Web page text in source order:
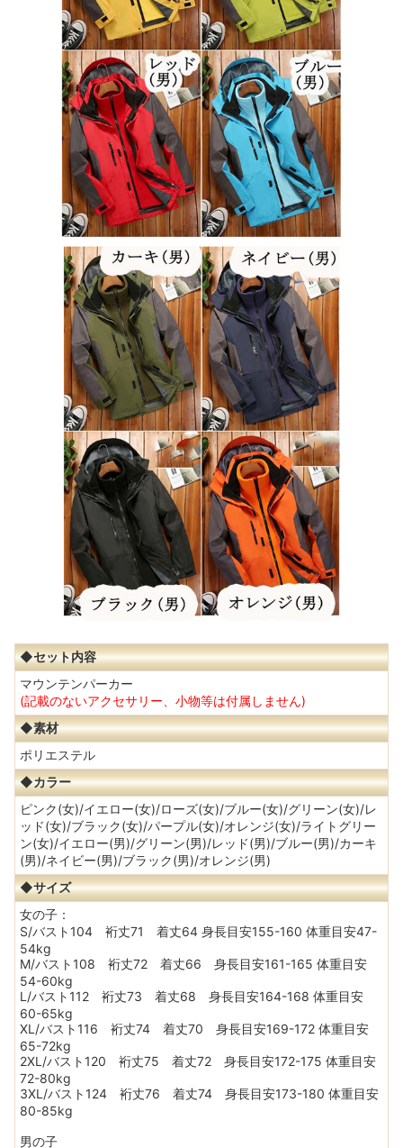
◆セット内容
マウンテンパーカー
(記載のないアクセサリー、小物等は付属しません)
◆素材
ポリエステル
◆カラー
ピンク(女)/イエロー(女)/ローズ(女)/ブルー(女)/グリーン(女)/レ
ッド(女)/ブラック(女)/パープル(女)/オレンジ(女)/ライトグリー
ン(女)/イエロー(男)/グリーン(男)/レッド(男)/ブルー(男)/カーキ
(男)/ネイビー(男)/ブラック(男)/オレンジ(男)
◆サイズ
女の子：
S/バスト104 裄丈71 着丈64 身長目安155-160 体重目安47-
54kg
M/バスト108 裄丈72 着丈66 身長目安161-165 体重目安
54-60kg
L/バスト112 裄丈73 着丈68 身長目安164-168 体重目安
60-65kg
XL/バスト116 裄丈74 着丈70 身長目安169-172 体重目安
65-72kg
2XL/バスト120 裄丈75 着丈72 身長目安172-175 体重目安
72-80kg
3XL/バスト124 裄丈76 着丈74 身長目安173-180 体重目安
80-85kg
男の子